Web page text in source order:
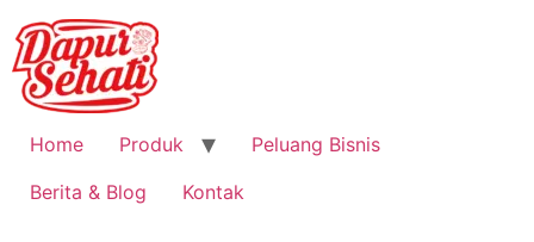
Home Produk
Peluang Bisnis
Berita & Blog
Kontak